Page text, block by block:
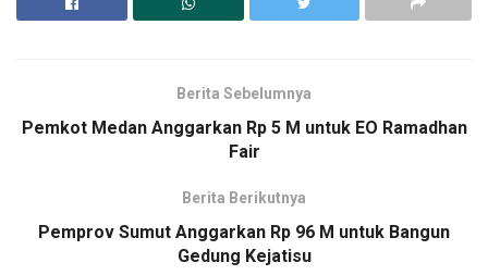
Berita Sebelumnya
Pemkot Medan Anggarkan Rp 5 M untuk EO Ramadhan
Fair
Berita Berikutnya
Pemprov Sumut Anggarkan Rp 96 M untuk Bangun
Gedung Kejatisu